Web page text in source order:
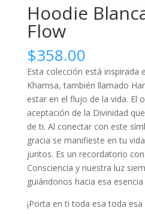
Hoodie
Flow
$358.00
Esta colección está inspirada
Khamsa, también llamado
estar en el flujo de la vida. El
aceptación de la Divinidad
de ti. Al conectar con este
gracia se manifieste en tu
juntos. Es un recordatorio
Consciencia y nuestra luz
guiándonos hacia esa
¡Porta en ti toda esa toda esa